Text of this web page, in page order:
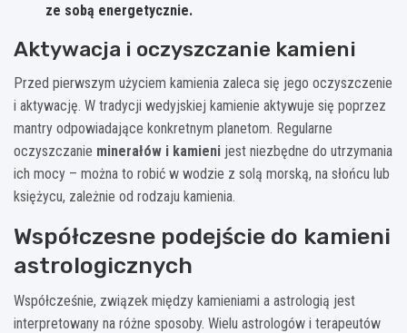
ze sobą energetycznie.
Aktywacja i oczyszczanie kamieni
Przed pierwszym użyciem kamienia zaleca się jego oczyszczenie
i aktywację. W tradycji wedyjskiej kamienie aktywuje się poprzez
mantry odpowiadające konkretnym planetom. Regularne
oczyszczanie minerałów i kamieni jest niezbędne do utrzymania
ich mocy – można to robić w wodzie z solą morską, na słońcu lub
księżycu, zależnie od rodzaju kamienia.
Współczesne podejście do kamieni
astrologicznych
Współcześnie, związek między kamieniami a astrologią jest
interpretowany na różne sposoby. Wielu astrologów i terapeutów